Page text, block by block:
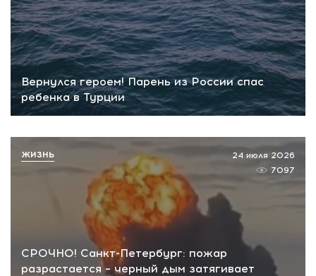
Вернулся героем! Парень из России спас
ребенка в Турции
СРОЧНО! Санкт-Петербург: пожар
разрастается – черный дым затягивает
24 июля 2026
7097
ЖИЗНЬ